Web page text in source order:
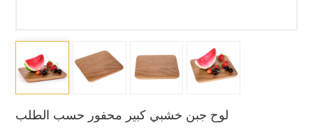
لوح جبن خشبي كبير محفور حسب الطلب